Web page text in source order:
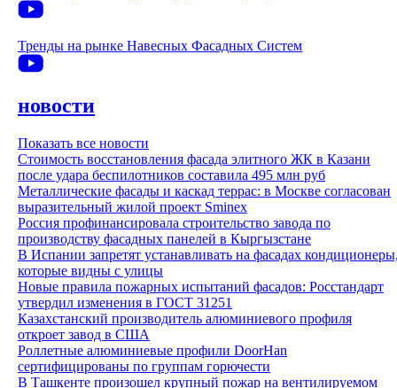
Тренды на рынке Навесных Фасадных Систем
новости
Показать все новости
Стоимость восстановления фасада элитного ЖК в Казани
после удара беспилотников составила 495 млн руб
Металлические фасады и каскад террас: в Москве согласован
выразительный жилой проект Sminex
Россия профинансировала строительство завода по
производству фасадных панелей в Кыргызстане
В Испании запретят устанавливать на фасадах
которые видны с улицы
Новые правила пожарных испытаний фасадов: Росстандарт
утвердил изменения в ГОСТ 31251
Казахстанский производитель алюминиевого профиля
откроет завод в США
Роллетные алюминиевые профили DoorHan
сертифицированы по группам горючести
В Ташкенте произошел крупный пожар на вентилируемом